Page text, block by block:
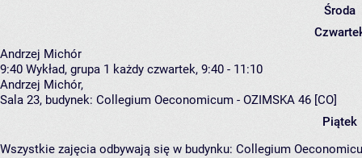
Środa
Andrzej Michór
9:40 Wykład, grupa 1 każdy czwartek, 9:40 - 11:10
Andrzej Michór,
Sala 23, budynek: Collegium Oeconomicum - OZIMSKA 46 [CO]
Piątek
Wszystkie zajęcia odbywają się w budynku: Collegium